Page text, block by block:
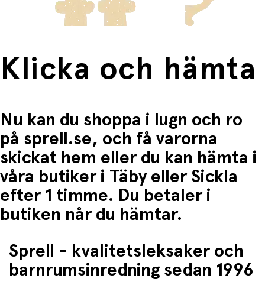
metallmedaljong i guldfinish
Diameter: 8,5 cm
Perfekt för
accessoarset. En fin presentidé till födelsedag, jul eller
som små överraskningar i vardagen.
Klicka och hämta
Nu kan du shoppa i lugn och ro
på sprell.se, och få varorna
skickat hem eller du kan hämta i
våra butiker i Täby eller Sickla
efter 1 timme. Du betaler i
butiken når du hämtar.
Sprell - kvalitetsleksaker och
barnrumsinredning sedan 1996